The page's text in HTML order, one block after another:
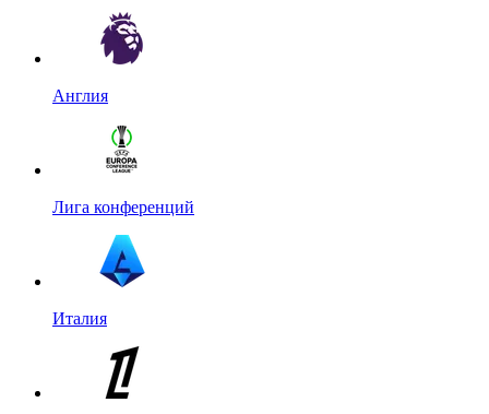
Англия
Лига конференций
Италия